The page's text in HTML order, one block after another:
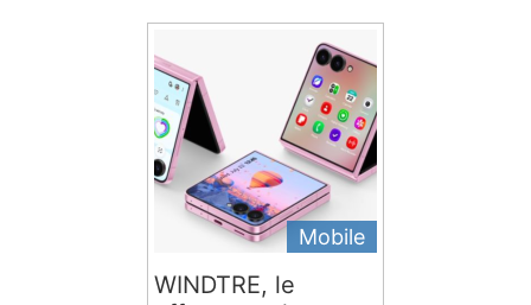
Mobile
WINDTRE, le